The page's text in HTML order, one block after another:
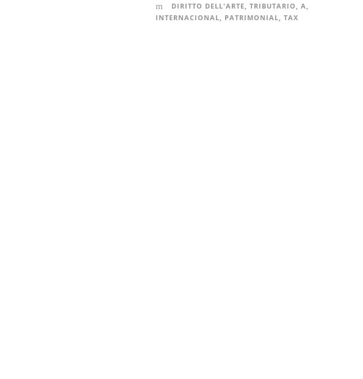
DIRITTO DELL'ARTE TRIBUTARIO A
INTERNACIONAL, PATRIMONIAL, TAX